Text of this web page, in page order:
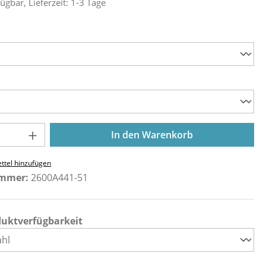
Anzahl: Gib den gewünschten Wert
In den Warenkorb
hinzufügen
2600A441-51